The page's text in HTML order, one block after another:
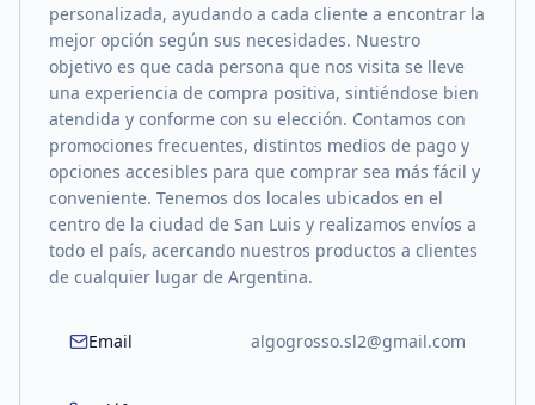
personalizada, ayudando a cada cliente a encontrar la
mejor opción según sus necesidades. Nuestro
objetivo es que cada persona que nos visita se lleve
una experiencia de compra positiva, sintiéndose bien
atendida y conforme con su elección. Contamos con
promociones frecuentes, distintos medios de pago y
opciones accesibles para que comprar sea más fácil y
conveniente. Tenemos dos locales ubicados en el
centro de la ciudad de San Luis y realizamos envíos a
todo el país, acercando nuestros productos a clientes
de cualquier lugar de Argentina.
Email algogrosso.sl2@gmail.com